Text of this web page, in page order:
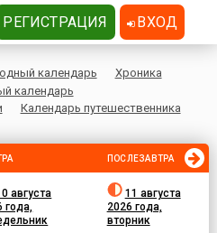
календарь
Хроника
календарь
Календарь путешественника
августа
года,
ПОСЛЕЗАВТРА
11 августа
2026 года,
вторник
РЕГИСТРАЦИЯ ВХОД